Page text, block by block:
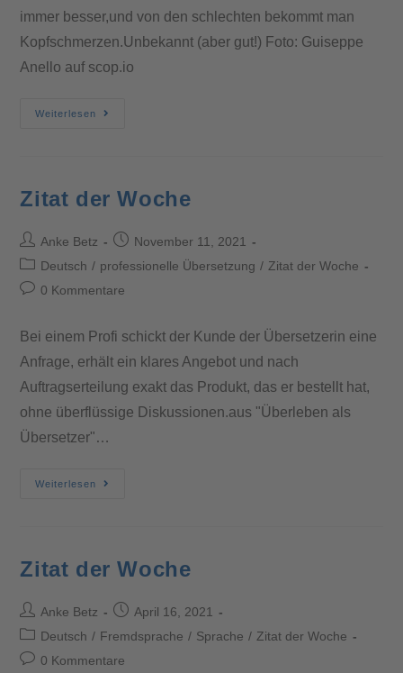
immer besser,und von den schlechten bekommt man
Kopfschmerzen.Unbekannt (aber gut!) Foto: Guiseppe
Anello auf scop.io
Weiterlesen
Zitat der Woche
Anke Betz
November 11, 2021
Deutsch / professionelle Übersetzung / Zitat der Woche
0 Kommentare
Bei einem Profi schickt der Kunde der Übersetzerin eine
Anfrage, erhält ein klares Angebot und nach
Auftragserteilung exakt das Produkt, das er bestellt hat,
ohne überflüssige Diskussionen.aus "Überleben als
Übersetzer"…
Weiterlesen
Zitat der Woche
Anke Betz
April 16, 2021
Deutsch / Fremdsprache / Sprache / Zitat der Woche
0 Kommentare